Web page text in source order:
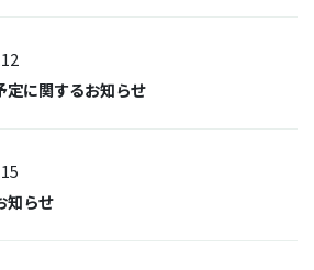
定に関するお知らせ
知らせ